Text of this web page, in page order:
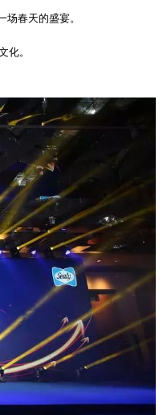
春天的盛宴。
化。